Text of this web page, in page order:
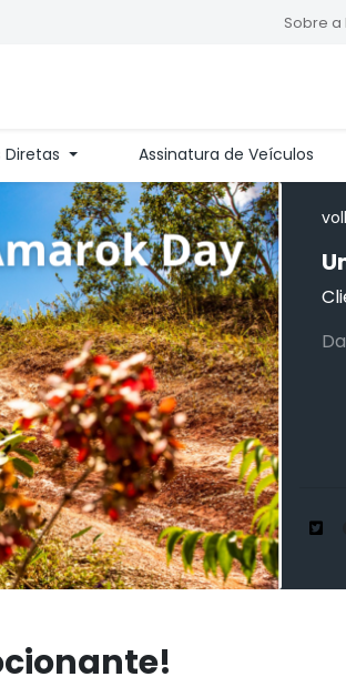
Sobre a
Diretas Assinatura de Veículos